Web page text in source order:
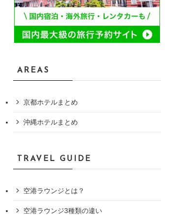
AREAS
京都ホテルまとめ
沖縄ホテルまとめ
TRAVEL GUIDE
空港ラウンジとは？
空港ラウンジ3種類の違い